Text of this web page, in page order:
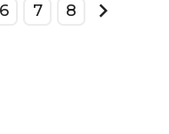
6 7 8
next